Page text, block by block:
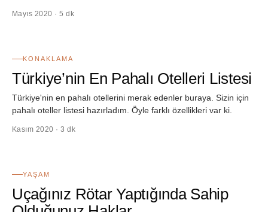
Mayıs 2020 · 5 dk
KONAKLAMA
Türkiye’nin En Pahalı Otelleri Listesi
Türkiye'nin en pahalı otellerini merak edenler buraya. Sizin için
pahalı oteller listesi hazırladım. Öyle farklı özellikleri var ki.
Kasım 2020 · 3 dk
YAŞAM
Uçağınız Rötar Yaptığında Sahip